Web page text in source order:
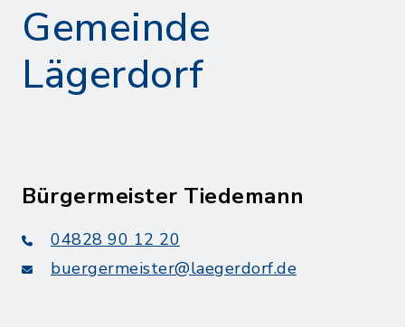
Gemeinde
Lägerdorf
Bürgermeister Tiedemann
04828 90 12 20
buergermeister@laegerdorf.de